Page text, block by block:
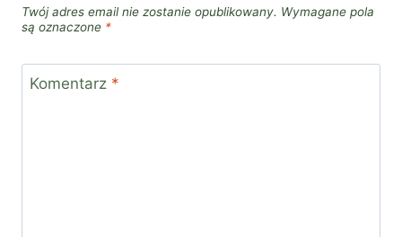
Twój adres email nie zostanie opublikowany. Wymagane pola
są oznaczone *
Komentarz *